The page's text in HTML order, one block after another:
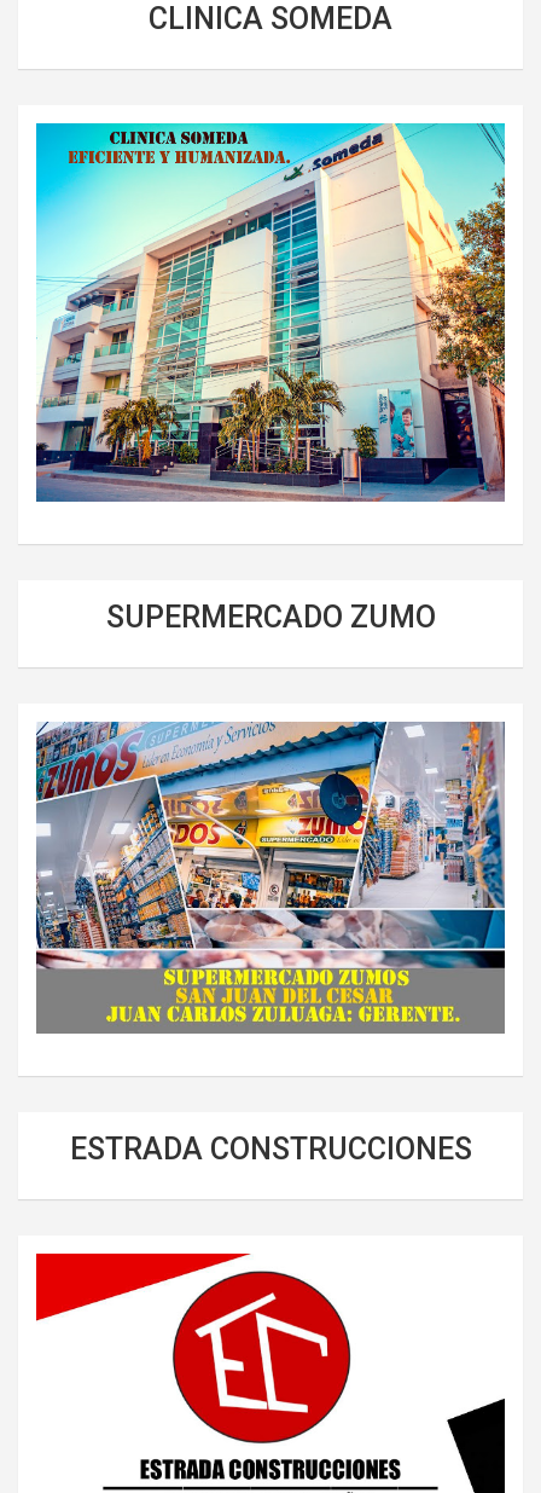
CLINICA SOMEDA
SUPERMERCADO ZUMO
ESTRADA CONSTRUCCIONES